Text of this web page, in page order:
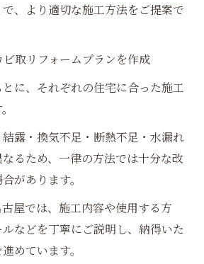
、より適切な施工方法をご提案で
取リフォームプランを作成
に、それぞれの住宅に合った施工
露・換気不足・断熱不足・水漏れ
るため、一律の方法では十分な改
があります。
屋では、施工内容や使用する方
などを丁寧にご説明し、納得いた
めています。